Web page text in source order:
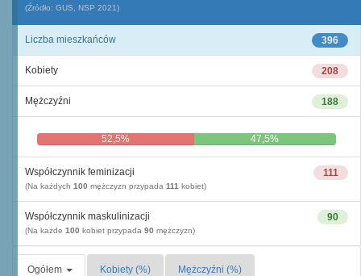
(Źródło: GUS, NSP 2021)
396
Liczba mieszkańców
208
Kobiety
188
Mężczyźni
52,5% 47,5%
111
Współczynnik feminizacji
(Na każdych 100 mężczyzn przypada 111 kobiet)
90
Współczynnik maskulinizacji
(Na każde 100 kobiet przypada 90 mężczyzn)
Ogółem Kobiety (%) Mężczyźni (%)